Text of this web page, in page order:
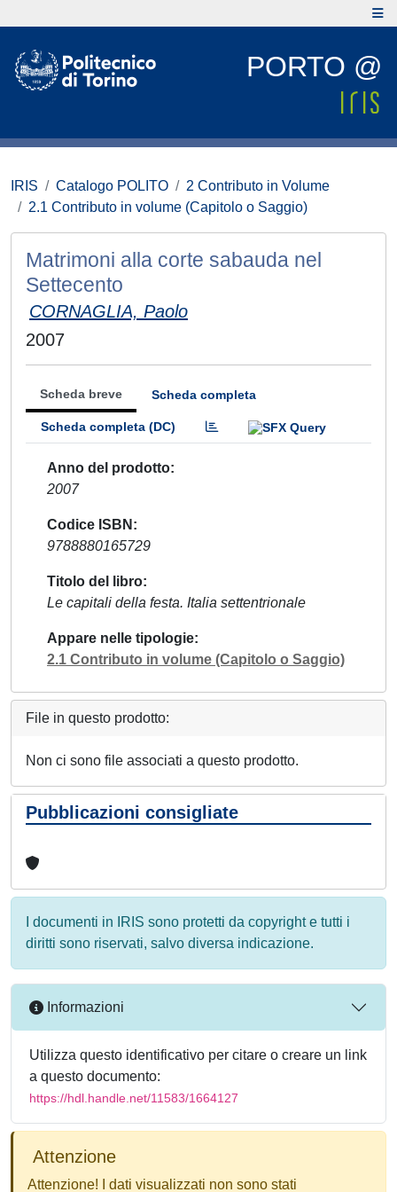
PORTO @
IRIS Catalogo POLITO
2 Contributo in Volume
2.1 Contributo in volume (Capitolo o Saggio)
Matrimoni alla corte sabauda nel
Settecento
CORNAGLIA, Paolo
2007
Scheda breve Scheda completa
Scheda completa (DC)
Anno del prodotto
2007
Codice ISBN
9788880165729
Titolo del libro
Le capitali della festa. Italia settentrionale
Appare nelle tipologie
2.1 Contributo in volume (Capitolo o Saggio)
File in questo prodotto:
Non ci sono file associati a questo prodotto.
Pubblicazioni consigliate
I documenti in IRIS sono protetti da copyright e tutti i
diritti sono riservati, salvo diversa indicazione.
Informazioni
Utilizza questo identificativo per citare o creare un link
a questo documento:
https://hdl.handle.net/11583/1664127
Attenzione
Attenzione! I dati visualizzati non sono stati